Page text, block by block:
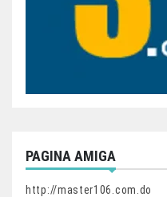
PAGINA AMIGA
http://master106.com.do